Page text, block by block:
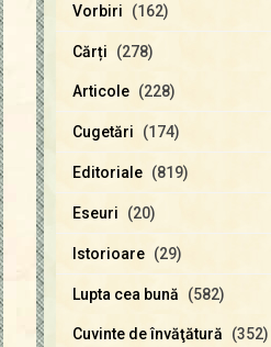
Vorbiri (162)
Cărți (278)
Articole (228)
Cugetări (174)
Editoriale (819)
Eseuri (20)
Istorioare (29)
Lupta cea bună (582)
Cuvinte de învăţătură (352)